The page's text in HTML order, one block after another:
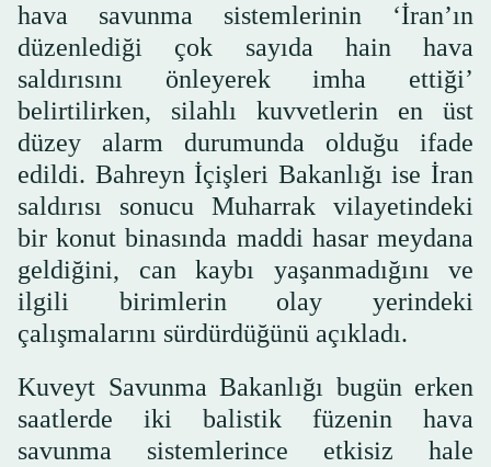
hava savunma sistemlerinin ‘İran’ın
düzenlediği çok sayıda hain hava
saldırısını önleyerek imha ettiği’
belirtilirken, silahlı kuvvetlerin en üst
düzey alarm durumunda olduğu ifade
edildi. Bahreyn İçişleri Bakanlığı ise İran
saldırısı sonucu Muharrak vilayetindeki
bir konut binasında maddi hasar meydana
geldiğini, can kaybı yaşanmadığını ve
ilgili birimlerin olay yerindeki
çalışmalarını sürdürdüğünü açıkladı.
Kuveyt Savunma Bakanlığı bugün erken
saatlerde iki balistik füzenin hava
savunma sistemlerince etkisiz hale